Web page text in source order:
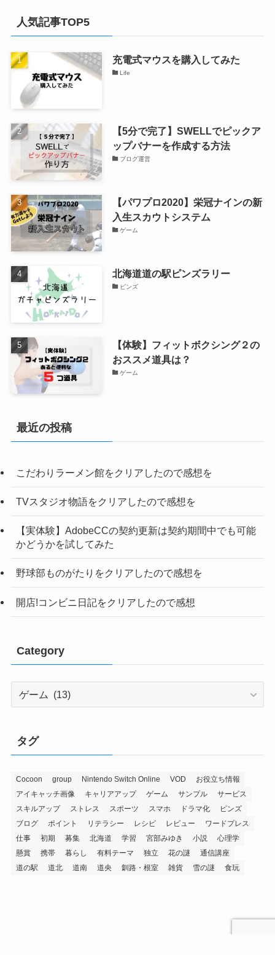
人気記事TOP5
充電式マウスを購入してみた
Life
【5分で完了】SWELLでピックア
ップバナーを作成する方法
ブログ運営
【パワプロ2020】栄冠ナインの新
入生スカウトシステム
ゲーム
北海道道の駅ピンズラリー
ピンズ
【体験】フィットボクシング２の
おススメ道具は？
ゲーム
最近の投稿
こだわりラーメン館をクリアしたので感想を
TVスタジオ物語をクリアしたので感想を
【実体験】AdobeCCの契約更新は契約期間中でも可能
かどうかを試してみた
野球部ものがたりをクリアしたので感想を
開店!コンビニ日記をクリアしたので感想
Category
Category
タグ
Cocoon group Nintendo Switch Online VOD
お役立ち情報
アイキャッチ画像
キャリアアップ ゲーム サンプル
サービス
スキルアップ
ストレス スポーツ スマホ ドラマ化
ピンズ
ブログ
ポイント リテラシー レシピ レビュー
ワードプレス
仕事
初期 募集 北海道 学習 宮部みゆき 小説
心理学
懸賞
携帯 暮らし 有料テーマ 独立 花の謎
通信講座
道の駅
道北 道南 道央 釧路・根室 雑貨 雪の謎 食玩